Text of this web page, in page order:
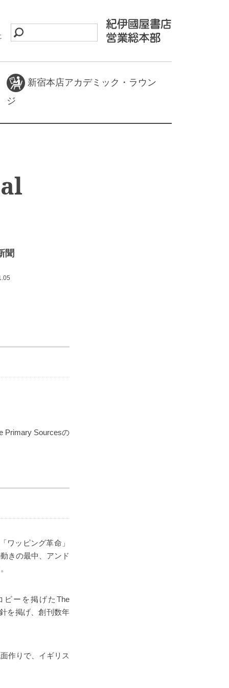
新宿本店アカデミック・ラウン
ジ
聞
Primary Sourcesの
ワッピング革命」
きの最中、アンド
ピーを掲げたThe
を掲げ、創刊数年
作りで、イギリス